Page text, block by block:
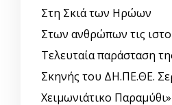
Στη Σκιά των Ηρώων
Στων ανθρώπων τις
Τελευταία παράσταση
Σκηνής του ΔΗ.ΠΕ.ΘΕ.
Χειμωνιάτικο